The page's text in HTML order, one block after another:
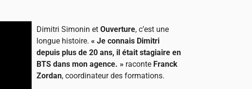
Dimitri Simonin et Ouverture, c’est une
longue histoire. « Je connais Dimitri
depuis plus de 20 ans, il était stagiaire en
BTS dans mon agence. »raconte Franck
Zordan, coordinateur des formations.